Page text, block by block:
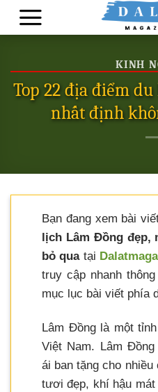
Skip
KINH
Top 22 địa điểm
nhất định
Bạn đang xem bài
lịch Lâm Đồng đẹp,
bỏ quatại
truy cập nhanh
mục lục bài viết phía
Lâm Đồng là một
Việt Nam. Lâm
ái ban tặng cho nhiều
tươi đẹp, khí hậu mát